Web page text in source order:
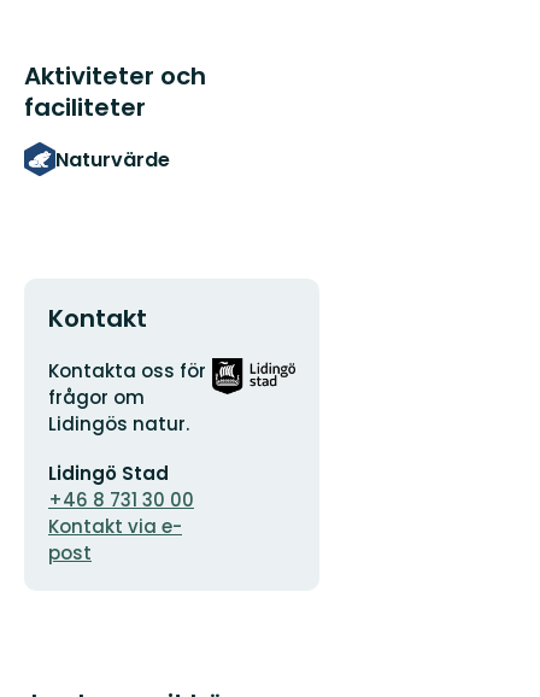
Aktiviteter och
faciliteter
Naturvärde
Kontakt
Adress
Kontakta oss för
frågor om
Lidingös natur.
postadress
Lidingö Stad
+46 8 731 30 00
Kontakt via e-
post
Organisationens
logotyp